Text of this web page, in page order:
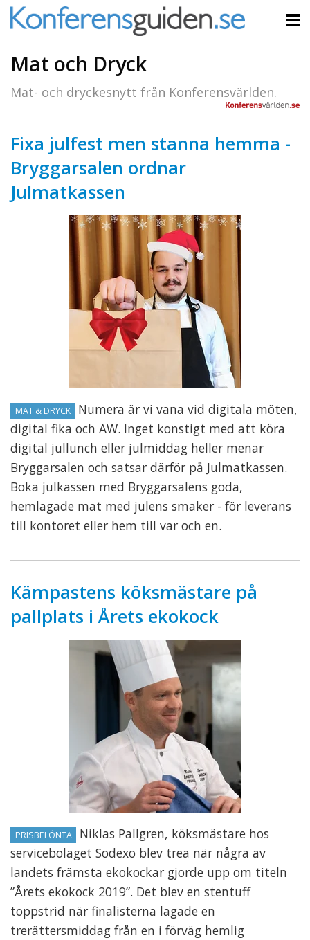
Mat och Dryck
Mat- och dryckesnytt från Konferensvärlden.
Fixa julfest men stanna hemma -
Bryggarsalen ordnar
Julmatkassen
MAT & DRYCK
Numera är vi vana vid digitala möten,
digital fika och AW. Inget konstigt med att köra
digital jullunch eller julmiddag heller menar
Bryggarsalen och satsar därför på Julmatkassen.
Boka julkassen med Bryggarsalens goda,
hemlagade mat med julens smaker - för leverans
till kontoret eller hem till var och en.
Kämpastens köksmästare på
pallplats i Årets ekokock
PRISBELÖNTA
Niklas Pallgren, köksmästare hos
servicebolaget Sodexo blev trea när några av
landets främsta ekokockar gjorde upp om titeln
”Årets ekokock 2019”. Det blev en stentuff
toppstrid när finalisterna lagade en
trerättersmiddag från en i förväg hemlig